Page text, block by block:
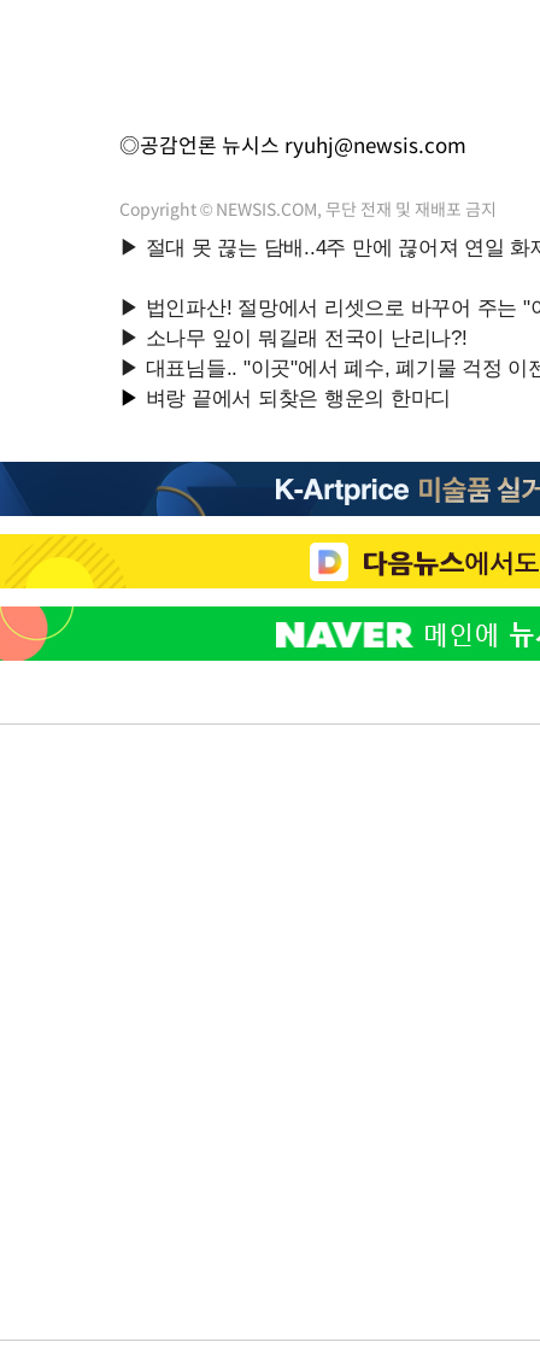
◎공감언론 뉴시스 ryuhj@newsis.com
Copyright © NEWSIS.COM, 무단 전재 및 재배포 금지